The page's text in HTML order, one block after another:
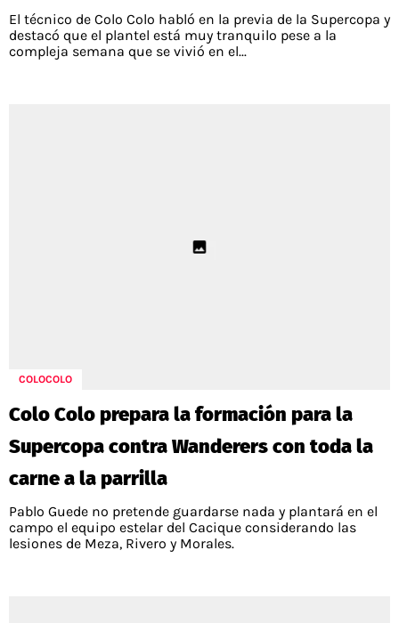
El técnico de Colo Colo habló en la previa de la Supercopa y
destacó que el plantel está muy tranquilo pese a la
compleja semana que se vivió en el...
COLOCOLO
Colo Colo prepara la formación para la
Supercopa contra Wanderers con toda la
carne a la parrilla
Pablo Guede no pretende guardarse nada y plantará en el
campo el equipo estelar del Cacique considerando las
lesiones de Meza, Rivero y Morales.